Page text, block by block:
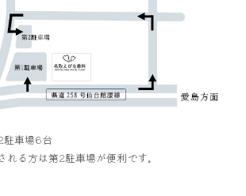
車場6台
れる方は第2駐車場が便利です。